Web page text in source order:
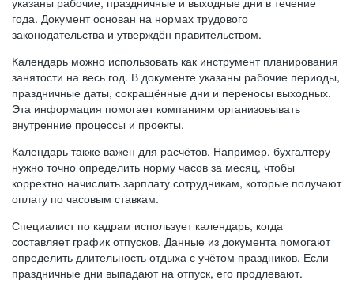
года. Документ основан на нормах трудового
законодательства и утверждён правительством.
Календарь можно использовать как инструмент планирования
занятости на весь год. В документе указаны рабочие периоды,
праздничные даты, сокращённые дни и переносы выходных.
Эта информация помогает компаниям организовывать
внутренние процессы и проекты.
Календарь также важен для расчётов. Например, бухгалтеру
нужно точно определить норму часов за месяц, чтобы
корректно начислить зарплату сотрудникам, которые получают
оплату по часовым ставкам.
Специалист по кадрам использует календарь, когда
составляет график отпусков. Данные из документа помогают
определить длительность отдыха с учётом праздников. Если
праздничные дни выпадают на отпуск, его продлевают.